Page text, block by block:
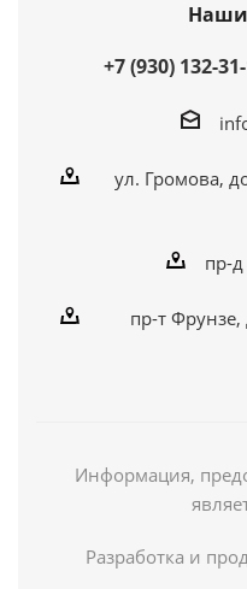
Наши
+7 (930) 132-
ул. Громова,
пр-д
пр-т
Информация,
Разработка и